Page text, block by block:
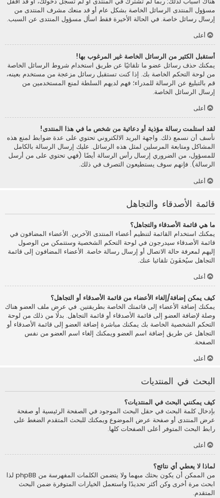
مسؤول المنتدى الرسائل الخاصة بشكل عام أو قد منعك مشرف المنتدى من
إرسال رسائل خاصة. في الحالة الأخيرة فقط اسأل مسؤول المنتدى عن السبب.
أعلى
أستقبل الكثير من الرسائل الخاصة غير المرغوب بها!
يمكنك حذف رسائل عضو ما تلقائيًا عن طريق استخدام شروط الرسائل الخاصة
من لوحة التحكم الخاصة بك. إذا كنت تستقبل رسائل مزعجة من مستخدم بعينه،
قم بالتبليغ عن الرسالة للمدراء؛ فهم لديهم السلطة لمنع المستخدمين من
إرسال الرسائل الخاصة.
أعلى
لقد استلمت رسالة مؤذية أو دعائية من شخص ما في هذا المنتدى!
نأسف أن نسمع ذلك. واجهة البريد الالكتروني تحتوي على عدة ضوابط لمنع هذه
المشاكل ومتابعة المرسلين لمثل هذه الرسائل. عليك إرسال الرسالة بالكامل
للمسؤول، من الضروري إرسال رأس الرسالة أيضًا (فهي تحتوي على من أرسل
الرسالة). فإنهم سوف يستطيعون التصرف في ذلك.
أعلى
قائمة الأصدقاء والتجاهل
ما هي قائمة الأصدقاء والتجاهل؟
يمكنك استخدام القائمة لتنظيم أعضاء المنتدى الآخرين. الأعضاء المضافون في
قائمة الأصدقاء سيدرجون في لوحة التحكم الشخصية وستتمكن من الوصول
إليهم لمعرفة حالة الاتصال أو إرسال رسالة خاصة. الأعضاء المضافون إلى قائمة
التجاهل سيُخفَونَ تلقائيا عنك.
أعلى
كيف يمكن إضافة/إلغاء الأعضاء من قائمة الأصدقاء أو التجاهل؟
يمكنك إضافة الأعضاء إلى قائمتك الخاصة بطريقتين. في عرض ملف العضو هناك
وصلة لإضافة العضو إلى قائمة الأصدقاء أو قائمة التجاهل. بدلًا من ذلك من لوحة
التحكم الشخصية الخاصة بك يمكنك مباشرة إضافة العضو إلى قائمة الأصدقاء أو
التجاهل عن طريق إضافة اسم العضو ويمكنك إلغاء اسم العضو من نفس
الصفحة.
أعلى
البحث في المنتديات
كيف يمكنني البحث في المنتديات؟
بإدخال كلمة البحث في حقل البحث الموجود في الصفحة الرئيسية أو صفحة
عرض المنتدى أو صفحة عرض الموضوع ويمكنك للبحث المتقدم الضغط على
رابط البحث المتوفر أعلى الصفحات كلها.
أعلى
لماذا لا يعطي أي نتائج؟
من الممكن أن يكون بحثك مبهما ولا يتضمن الكلمات المفهرسة من phpBB لذا
ابحث مرة أخرى وكن أكثر تحديدًا واستعمل الخيارات المتوفرة ضمن البحث
المتقدم.